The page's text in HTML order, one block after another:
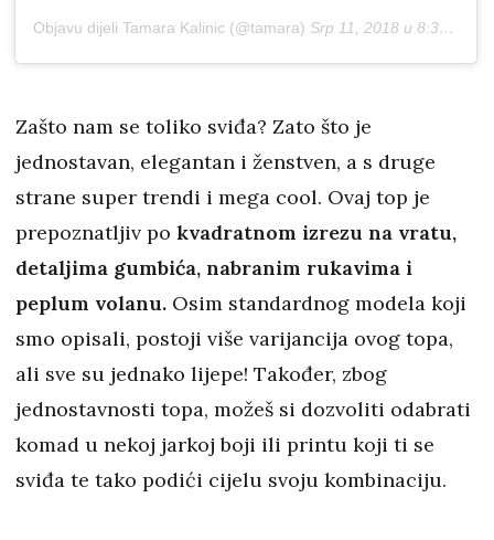
Objavu dijeli Tamara Kalinic (@tamara) Srp 11, 2018 u 8:36 PDT
Zašto nam se toliko sviđa? Zato što je
jednostavan, elegantan i ženstven, a s druge
strane super trendi i mega cool. Ovaj top je
prepoznatljiv po kvadratnom izrezu na vratu,
detaljima gumbića, nabranim rukavima i
peplum volanu. Osim standardnog modela koji
smo opisali, postoji više varijancija ovog topa,
ali sve su jednako lijepe! Također, zbog
jednostavnosti topa, možeš si dozvoliti odabrati
komad u nekoj jarkoj boji ili printu koji ti se
sviđa te tako podići cijelu svoju kombinaciju.